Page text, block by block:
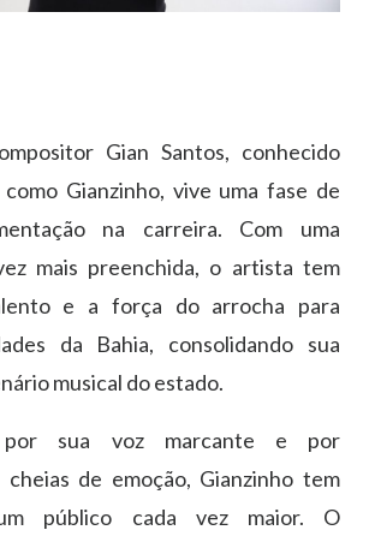
Gian Santos, conhecido
Gianzinho, vive uma fase de
na carreira. Com uma
mais preenchida, o artista tem
e a força do arrocha para
da Bahia, consolidando sua
musical do estado.
por sua voz marcante e por
cheias de emoção, Gianzinho tem
público cada vez maior. O